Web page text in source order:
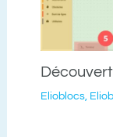
Elioblocs,